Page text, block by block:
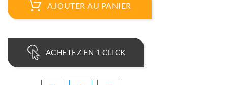
AJOUTER AU PANIER
ACHETEZ EN 1 CLICK